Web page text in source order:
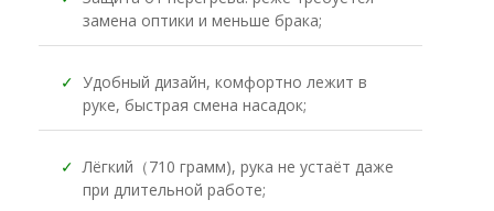
замена оптики и меньше брака;
✓ Удобный дизайн, комфортно лежит в
руке, быстрая смена насадок;
✓ Лёгкий（710 грамм), рука не устаёт даже
при длительной работе;